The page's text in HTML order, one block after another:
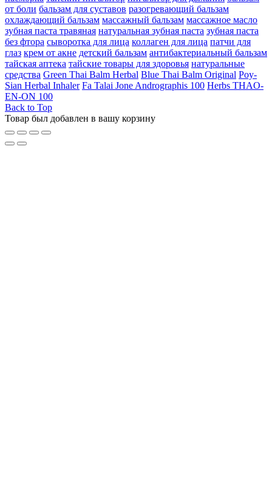
от боли бальзам для суставов разогревающий бальзам
охлаждающий бальзам массажный бальзам массажное масло
зубная паста травяная натуральная зубная паста зубная паста
без фтора сыворотка для лица коллаген для лица патчи для
глаз крем от акне детский бальзам антибактериальный бальзам
тайская аптека тайские товары для здоровья натуральные
средства Green Thai Balm Herbal Blue Thai Balm Original Poy-
Sian Herbal Inhaler Fa Talai Jone Andrographis 100 Herbs THAO-
EN-ON 100
Back to Top
Товар был добавлен в вашу корзину